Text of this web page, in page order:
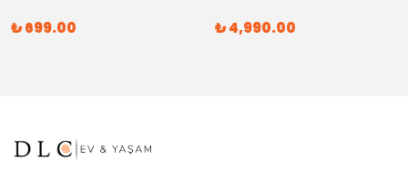
₺ 699.00 ₺ 4,990.00